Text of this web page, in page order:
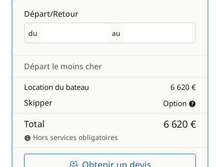
Départ/Retour
du
Départ au
Retour
Départ le moins cher
Location du bateau 6 620 €
Skipper Option
Total 6 620 €
Hors services obligatoires
Obtenir un devis